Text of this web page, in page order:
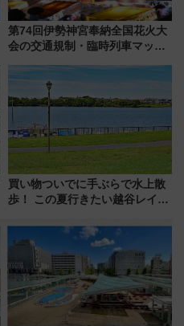
第74回伊勢神宮奉納全国花火大
会の交通規制・臨時列車マッ
セス
買い物ついでに手ぶらで水上散
歩！ この夏行きたい越谷レイク
ア「LAKESIDE PARK」（埼玉
県越谷市）